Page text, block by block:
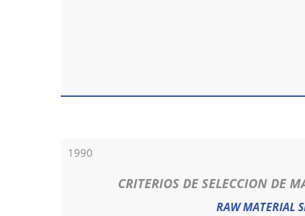
1990
CRITERIOS DE SELECCION DE
RAW MATERIAL